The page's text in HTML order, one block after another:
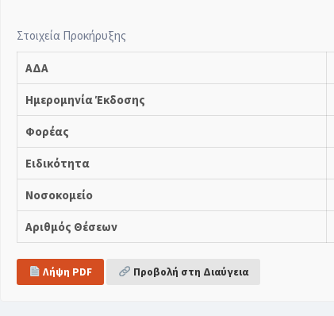
Στοιχεία Προκήρυξης
ΑΔΑ
Ημερομηνία Έκδοσης
Φορέας
Ειδικότητα
Νοσοκομείο
Αριθμός Θέσεων
Λήψη PDF Προβολή στη Διαύγεια